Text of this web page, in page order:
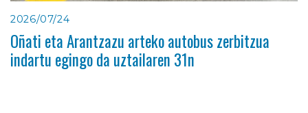
2026/07/24
Oñati eta Arantzazu arteko autobus zerbitzua
indartu egingo da uztailaren 31n